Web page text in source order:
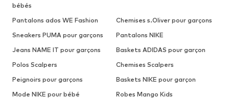
bébés
Pantalons ados WE Fashion
Chemises s.Oliver pour garçons
Sneakers PUMA pour garçons
Pantalons NIKE
Jeans NAME IT pour garçons
Baskets ADIDAS pour garçon
Polos Scalpers
Chemises Scalpers
Peignoirs pour garçons
Baskets NIKE pour garçon
Mode NIKE pour bébé
Robes Mango Kids